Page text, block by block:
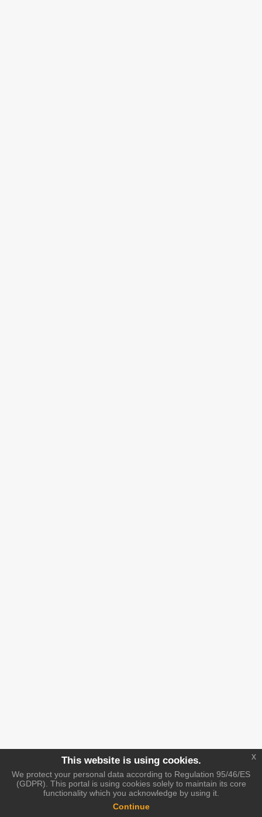
This website is using cookies.
We protect your personal data according to Regulation 95/46/ES
(GDPR). This portal is using cookies solely to maintain its core
functionality which you acknowledge by using it.
Continue
x